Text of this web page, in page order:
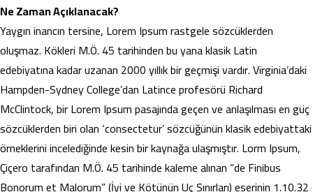
Ne Zaman Açıklanacak?
Yaygın inancın tersine, Lorem Ipsum rastgele sözcüklerden
oluşmaz. Kökleri M.Ö. 45 tarihinden bu yana klasik Latin
edebiyatına kadar uzanan 2000 yıllık bir geçmişi vardır. Virginia’daki
Hampden-Sydney College’dan Latince profesörü Richard
McClintock, bir Lorem Ipsum pasajında geçen ve anlaşılması en güç
sözcüklerden biri olan ‘consectetur’ sözcüğünün klasik edebiyattaki
örneklerini incelediğinde kesin bir kaynağa ulaşmıştır. Lorm Ipsum,
Çiçero tarafından M.Ö. 45 tarihinde kaleme alınan “de Finibus
Bonorum et Malorum” (İyi ve Kötünün Uç Sınırları) eserinin 1.10.32